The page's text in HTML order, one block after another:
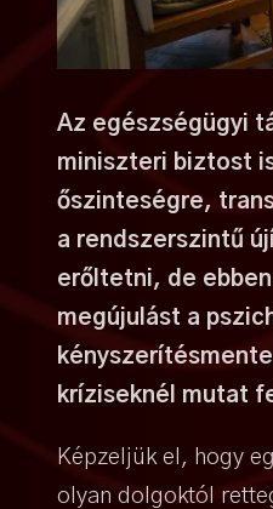
Az egészségügyi
miniszteri biztost
őszinteségre,
a rendszerszintű
erőltetni, de
megújulást a
kríziseknél mutat
Képzeljük el, hogy
olyan dolgoktól